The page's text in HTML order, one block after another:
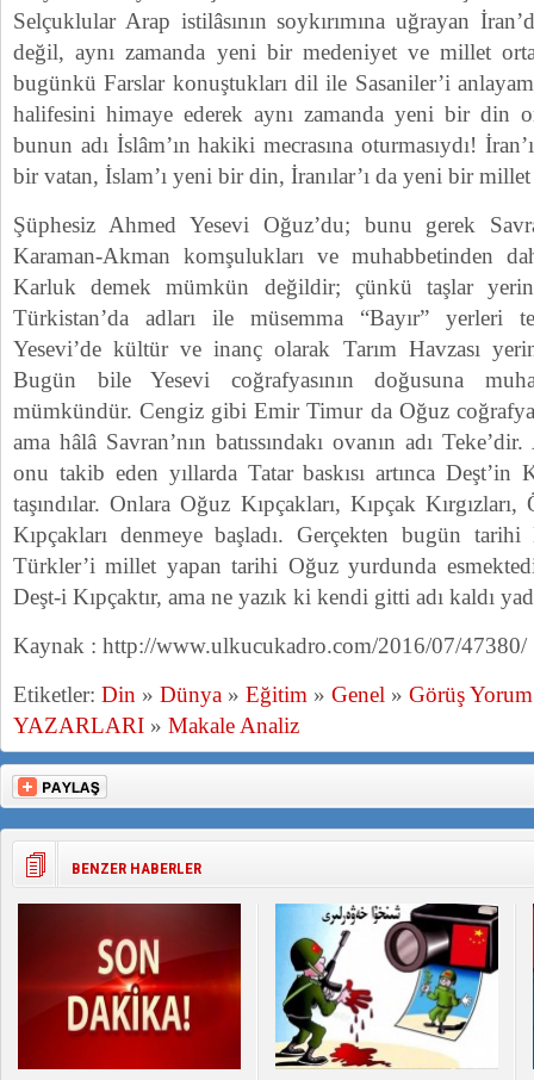
Selçuklular Arap istilâsının soykırımına uğrayan
değil, aynı zamanda yeni bir medeniyet ve millet
bugünkü Farslar konuştukları dil ile Sasaniler’i
halifesini himaye ederek aynı zamanda yeni bir din
bunun adı İslâm’ın hakiki mecrasına oturmasıydı!
bir vatan, İslam’ı yeni bir din, İranılar’ı da yeni bir
Şüphesiz Ahmed Yesevi Oğuz’du; bunu gerek
Karaman-Akman komşulukları ve muhabbetinden
Karluk demek mümkün değildir; çünkü taşlar
Türkistan’da adları ile müsemma “Bayır” yerleri
Yesevi’de kültür ve inanç olarak Tarım Havzası
Bugün bile Yesevi coğrafyasının doğusuna
mümkündür. Cengiz gibi Emir Timur da Oğuz
ama hâlâ Savran’nın batıssındakı ovanın adı
onu takib eden yıllarda Tatar baskısı artınca Deşt’in
taşındılar. Onlara Oğuz Kıpçakları, Kıpçak
Kıpçakları denmeye başladı. Gerçekten bugün tarihi
Türkler’i millet yapan tarihi Oğuz yurdunda
Deşt-i Kıpçaktır, ama ne yazık ki kendi gitti adı kaldı
Kaynak : http://www.ulkucukadro.com/2016/07/47380/
Etiketler: Din » Dünya » Eğitim » Genel » Görüş Yorum
YAZARLARI » Makale Analiz
BENZER HABERLER